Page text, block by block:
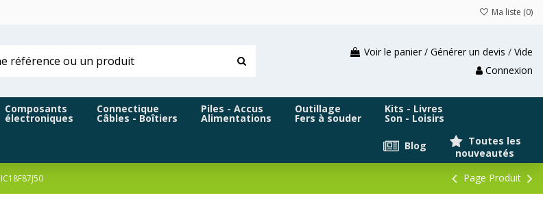
Ma liste (0)
Voir le panier / Générer un devis / Vide
Connexion
Composants
électroniques
Connectique
Câbles - Boîtiers
Piles - Accus
Alimentations
Outillage
Fers à souder
Kits - Livres
Son - Loisirs
Toutes les
nouveautés
Blog
Page Produit